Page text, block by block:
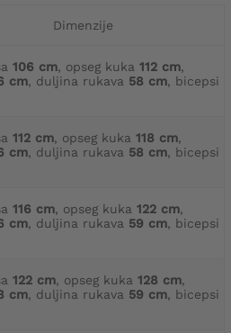
Dimenzije
106 cm, opseg kuka 112 cm,
cm, duljina rukava 58 cm, bicepsi
112 cm, opseg kuka 118 cm,
cm, duljina rukava 58 cm, bicepsi
116 cm, opseg kuka 122 cm,
cm, duljina rukava 59 cm, bicepsi
122 cm, opseg kuka 128 cm,
cm, duljina rukava 59 cm, bicepsi